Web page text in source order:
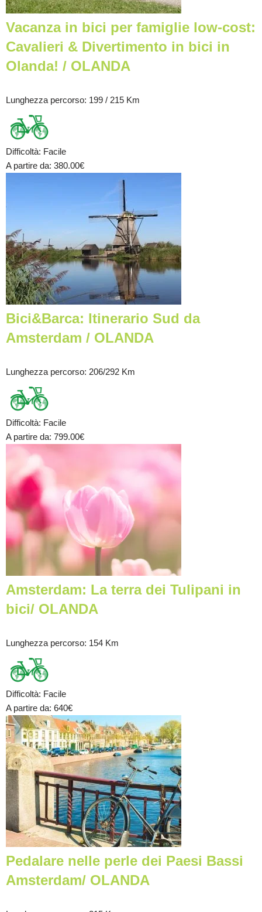
Vacanza in bici per famiglie low-cost:
Cavalieri & Divertimento in bici in
Olanda! / OLANDA
Lunghezza percorso: 199 / 215 Km
Difficoltà: Facile
A partire da: 380.00€
Bici&Barca: Itinerario Sud da
Amsterdam / OLANDA
Lunghezza percorso: 206/292 Km
Difficoltà: Facile
A partire da: 799.00€
Amsterdam: La terra dei Tulipani in
bici/ OLANDA
Lunghezza percorso: 154 Km
Difficoltà: Facile
A partire da: 640€
Pedalare nelle perle dei Paesi Bassi
Amsterdam/ OLANDA